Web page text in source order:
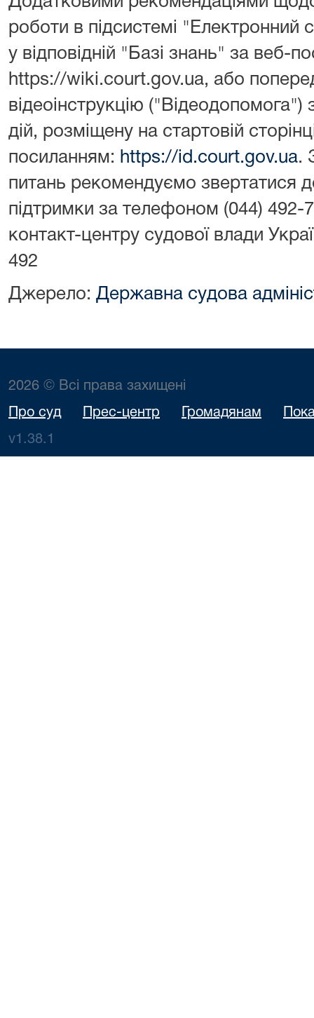
роботи в підсистемі
у відповідній "Базі знань" за веб-
https://wiki.court.gov.ua, або
відеоінструкцію
дій, розміщену на стартовій
посиланням: https://id.court.gov.ua.
питань рекомендуємо звертатися
підтримки за телефоном (044)
контакт-центру судової влади
492
Джерело: Державна судова
2026 © Всі права захищені
Про суд Прес-центр Громадянам
v1.38.1